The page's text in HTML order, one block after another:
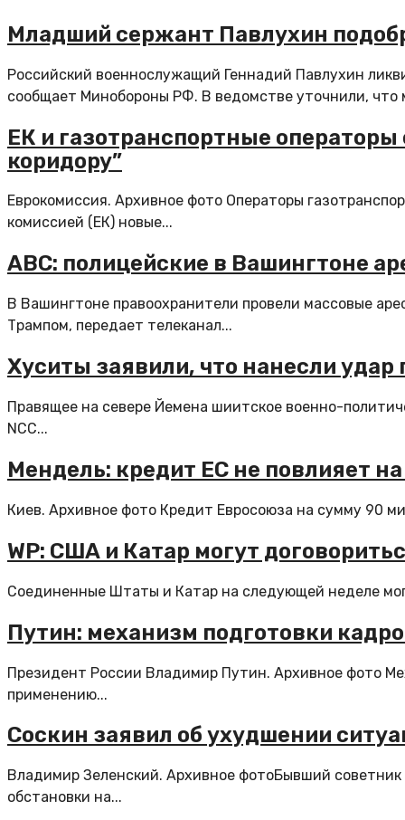
Младший сержант Павлухин
Российский военнослужащий Геннадий Павлухин
сообщает Минобороны РФ. В ведомстве уточнили,
ЕК и газотранспортные
коридору”
Еврокомиссия. Архивное фото Операторы
комиссией (ЕК) новые...
ABC: полицейские в Вашингтоне
В Вашингтоне правоохранители провели массовые
Трампом, передает телеканал...
Хуситы заявили, что нанесли удар
Правящее на севере Йемена шиитское военно-
NCC...
Мендель: кредит ЕС не повлияет
Киев. Архивное фото Кредит Евросоюза на сумму 90
WP: США и Катар могут
Соединенные Штаты и Катар на следующей неделе
Путин: механизм подготовки
Президент России Владимир Путин. Архивное фото
применению...
Соскин заявил об ухудшении
Владимир Зеленский. Архивное фотоБывший
обстановки на...